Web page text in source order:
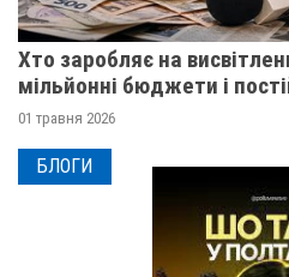
Хто заробляє на
мільйонні бюджети і
01 травня 2026
БЛОГИ